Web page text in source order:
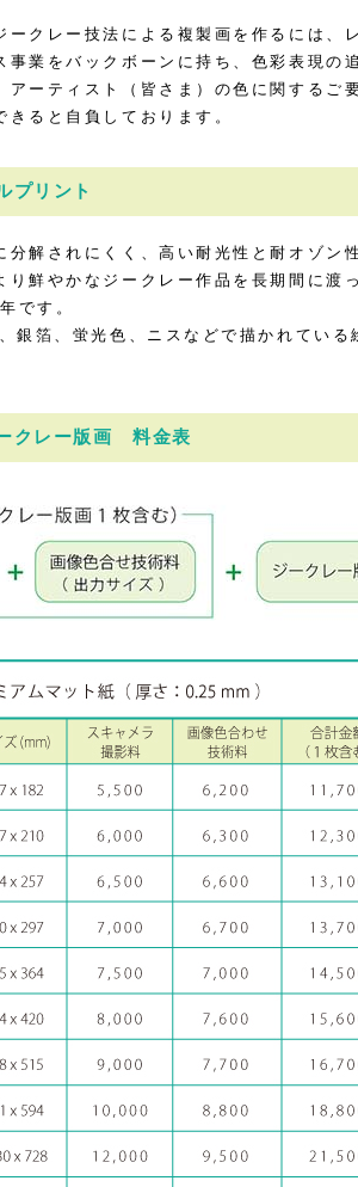
ークレー技法による複製画を作るには、
事業をバックボーンに持ち、色彩表現の
アーティスト（皆さま）の色に関するご
きると自負しております。
プリント
分解されにくく、高い耐光性と耐オゾン
り鮮やかなジークレー作品を長期間に渡
です。
銀箔、蛍光色、ニスなどで描かれている
クレー版画 料金表